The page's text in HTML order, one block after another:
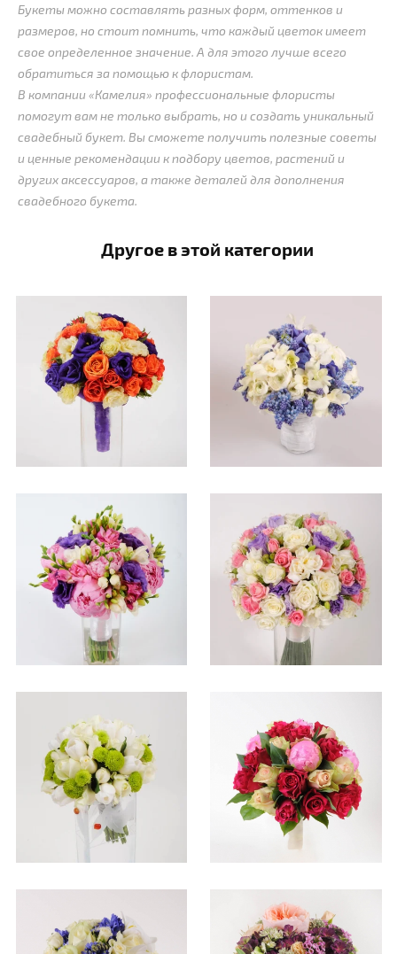
Букеты можно составлять разных форм, оттенков и
размеров, но стоит помнить, что каждый цветок имеет
свое определенное значение. А для этого лучше всего
обратиться за помощью к флористам.
В компании «Камелия» профессиональные флористы
помогут вам не только выбрать, но и создать уникальный
свадебный букет. Вы сможете получить полезные советы
и ценные рекомендации к подбору цветов, растений и
других аксессуаров, а также деталей для дополнения
свадебного букета.
Другое в этой категории